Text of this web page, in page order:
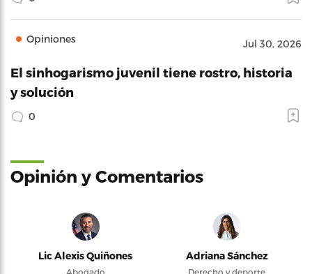
Opiniones Jul 30, 2026
El sinhogarismo juvenil tiene rostro, historia
y solución
0
Opinión y Comentarios
Lic Alexis Quiñones
Abogado
Adriana Sánchez
Derecho y deporte